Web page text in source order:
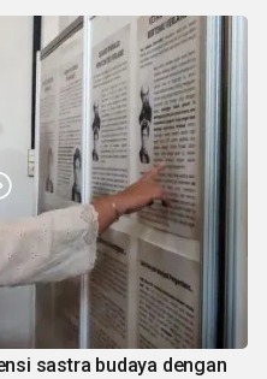
sastra budaya dengan